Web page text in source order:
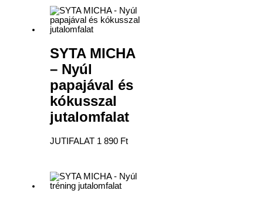
SYTA MICHA
– Nyúl
papajával és
kókusszal
jutalomfalat
JUTIFALAT 1 890 Ft